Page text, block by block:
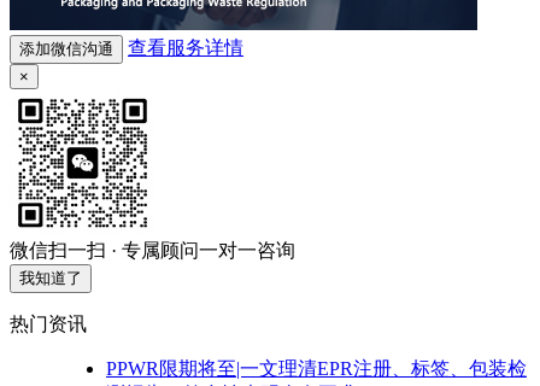
添加微信沟通 查看服务详情
×
微信扫一扫 · 专属顾问一对一咨询
我知道了
热门资讯
PPWR限期将至|一文理清EPR注册、标签、包装检